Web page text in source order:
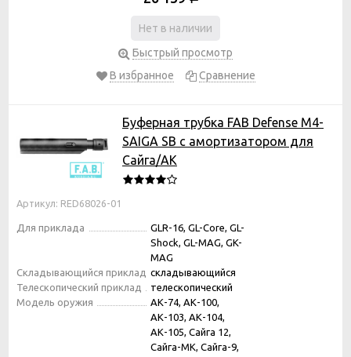
Нет в наличии
Быстрый просмотр
В избранное
Сравнение
Буферная трубка FAB Defense М4-
SAIGA SB с амортизатором для
Сайга/АК
Артикул: RED68026-01
Для приклада
GLR-16, GL-Core, GL-
Shock, GL-MAG, GK-
MAG
Складывающийся приклад складывающийся
Телескопический приклад
телескопический
Модель оружия
АК-74, АК-100,
АК-103, АК-104,
АК-105, Сайга 12,
Сайга-МК, Сайга-9,